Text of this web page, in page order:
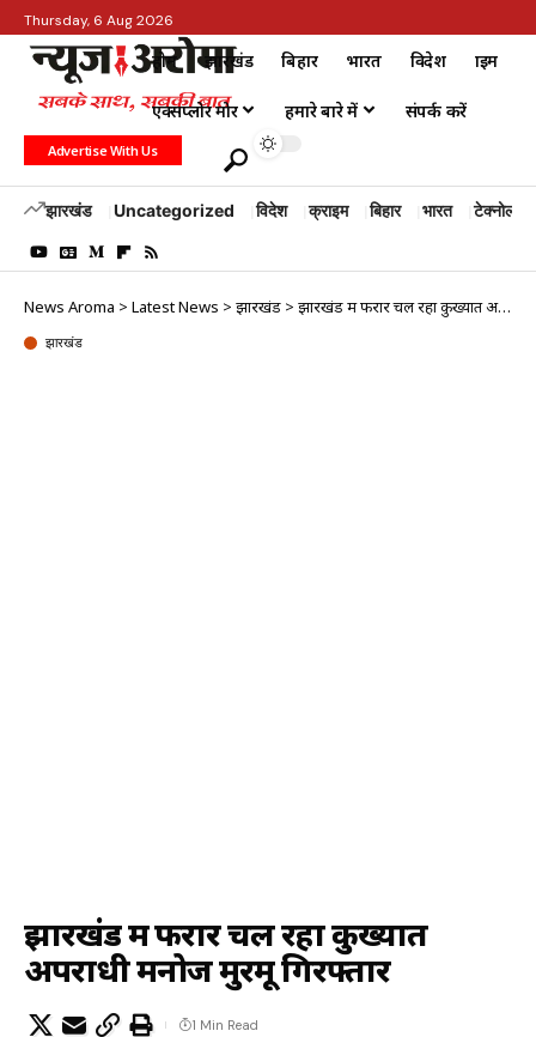
Thursday, 6 Aug 2026
होम झारखंड बिहार भारत विदेश क्राइम
एक्सप्लोर मोर हमारे बारे में संपर्क करें
Advertise With Us
झारखंड Uncategorized विदेश क्राइम बिहार भारत टेक्नोलॉजी
News Aroma > Latest News > झारखंड > झारखंड में फरार चल रहा कुख्यात अपराधी मनोज मुरमू गिरफ्तार
झारखंड
झारखंड में फरार चल रहा कुख्यात
अपराधी मनोज मुरमू गिरफ्तार
1 Min Read